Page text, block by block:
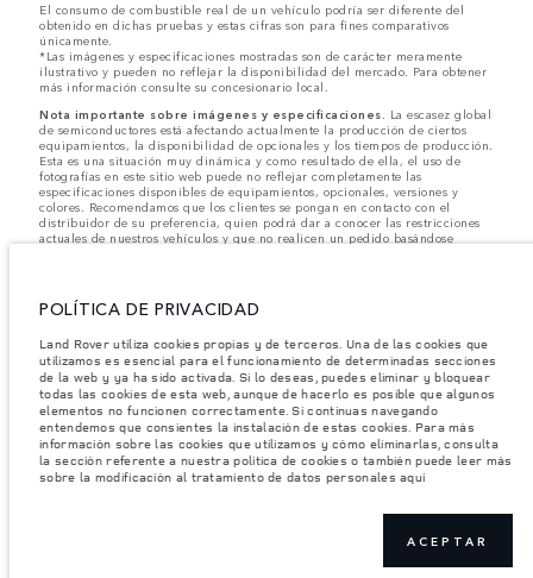
El consumo de combustible real de un vehículo podría ser diferente del
obtenido en dichas pruebas y estas cifras son para fines comparativos
únicamente.
*Las imágenes y especificaciones mostradas son de carácter meramente
ilustrativo y pueden no reflejar la disponibilidad del mercado. Para obtener
más información consulte su concesionario local.
Nota importante sobre imágenes y especificaciones. La escasez global
de semiconductores está afectando actualmente la producción de ciertos
equipamientos, la disponibilidad de opcionales y los tiempos de producción.
Esta es una situación muy dinámica y como resultado de ella, el uso de
fotografías en este sitio web puede no reflejar completamente las
especificaciones disponibles de equipamientos, opcionales, versiones y
colores. Recomendamos que los clientes se pongan en contacto con el
distribuidor de su preferencia, quien podrá dar a conocer las restricciones
actuales de nuestros vehículos y que no realicen un pedido basándose
las especificaciones, el diseño y la producción de sus vehículos, piezas y
accesorios, por lo que se producen modificaciones de forma continua y sin
vendrán incluidas de serie. La información, las especificaciones, los motores
y los colores que aparecen en esta página web se basan en las
especificaciones europeas. Estos pueden variar en función del mercado y
pueden ser modificados sin previo aviso. Algunos vehículos se muestran con
equipamiento opcional y accesorios originales que pueden no estar
disponibles en todos los mercados. Ponte en contacto con tu concesionario
local para consultar disponibilidad y precios.
Cargas Máximas por Eje no se excedan al cargar el vehículo con accesorios,
POLÍTICA DE PRIVACIDAD
Land Rover utiliza cookies propias y de terceros. Una de las cookies que
utilizamos es esencial para el funcionamiento de determinadas secciones
de la web y ya ha sido activada. Si lo deseas, puedes eliminar y bloquear
todas las cookies de esta web, aunque de hacerlo es posible que algunos
elementos no funcionen correctamente. Si continuas navegando
entendemos que consientes la instalación de estas cookies. Para más
información sobre las cookies que utilizamos y cómo eliminarlas, consulta
la sección referente a nuestra política de cookies o también puede leer más
sobre la modificación al tratamiento de datos personales aquí
ACEPTAR